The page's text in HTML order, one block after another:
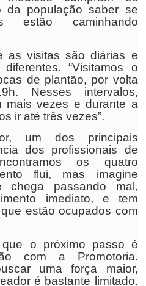
da população saber se
estão caminhando
as visitas são diárias e
“Visitamos o
de plantão, por volta
Nesses intervalos,
mais vezes e durante a
ir até três vezes”.
um dos principais
dos profissionais de
os quatro
flui, mas imagine
chega passando mal,
imediato, e tem
estão ocupados com
o próximo passo é
com a Promotoria.
uma força maior,
é bastante limitado.